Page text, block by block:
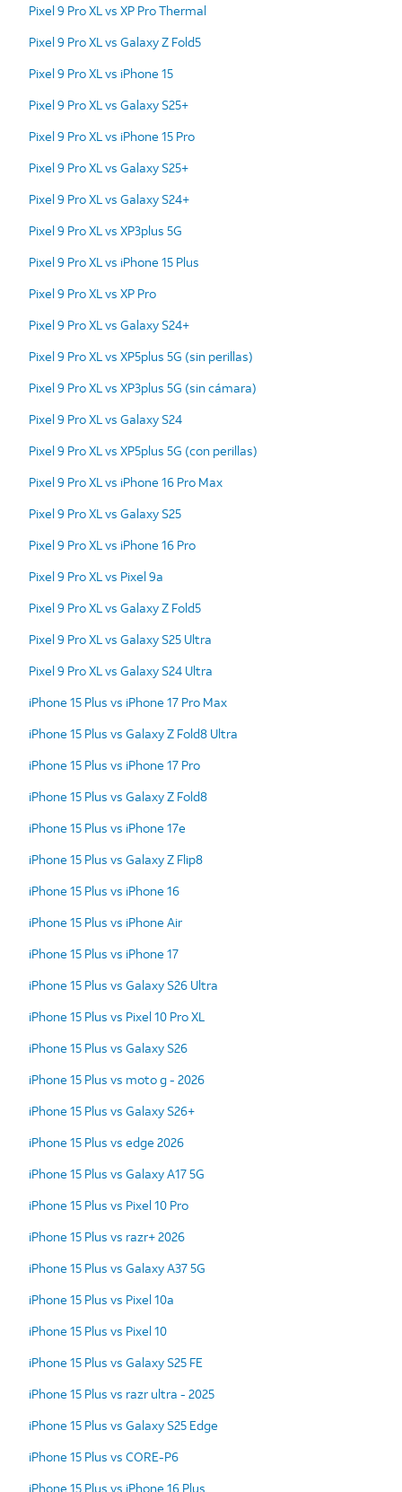
Pixel 9 Pro XL vs XP Pro Thermal
Pixel 9 Pro XL vs Galaxy Z Fold5
Pixel 9 Pro XL vs iPhone 15
Pixel 9 Pro XL vs Galaxy S25+
Pixel 9 Pro XL vs iPhone 15 Pro
Pixel 9 Pro XL vs Galaxy S25+
Pixel 9 Pro XL vs Galaxy S24+
Pixel 9 Pro XL vs XP3plus 5G
Pixel 9 Pro XL vs iPhone 15 Plus
Pixel 9 Pro XL vs XP Pro
Pixel 9 Pro XL vs Galaxy S24+
Pixel 9 Pro XL vs XP5plus 5G (sin perillas)
Pixel 9 Pro XL vs XP3plus 5G (sin cámara)
Pixel 9 Pro XL vs Galaxy S24
Pixel 9 Pro XL vs XP5plus 5G (con perillas)
Pixel 9 Pro XL vs iPhone 16 Pro Max
Pixel 9 Pro XL vs Galaxy S25
Pixel 9 Pro XL vs iPhone 16 Pro
Pixel 9 Pro XL vs Pixel 9a
Pixel 9 Pro XL vs Galaxy Z Fold5
Pixel 9 Pro XL vs Galaxy S25 Ultra
Pixel 9 Pro XL vs Galaxy S24 Ultra
iPhone 15 Plus vs iPhone 17 Pro Max
iPhone 15 Plus vs Galaxy Z Fold8 Ultra
iPhone 15 Plus vs iPhone 17 Pro
iPhone 15 Plus vs Galaxy Z Fold8
iPhone 15 Plus vs iPhone 17e
iPhone 15 Plus vs Galaxy Z Flip8
iPhone 15 Plus vs iPhone 16
iPhone 15 Plus vs iPhone Air
iPhone 15 Plus vs iPhone 17
iPhone 15 Plus vs Galaxy S26 Ultra
iPhone 15 Plus vs Pixel 10 Pro XL
iPhone 15 Plus vs Galaxy S26
iPhone 15 Plus vs moto g - 2026
iPhone 15 Plus vs Galaxy S26+
iPhone 15 Plus vs edge 2026
iPhone 15 Plus vs Galaxy A17 5G
iPhone 15 Plus vs Pixel 10 Pro
iPhone 15 Plus vs razr+ 2026
iPhone 15 Plus vs Galaxy A37 5G
iPhone 15 Plus vs Pixel 10a
iPhone 15 Plus vs Pixel 10
iPhone 15 Plus vs Galaxy S25 FE
iPhone 15 Plus vs razr ultra - 2025
iPhone 15 Plus vs Galaxy S25 Edge
iPhone 15 Plus vs CORE-P6
iPhone 15 Plus vs iPhone 16 Plus